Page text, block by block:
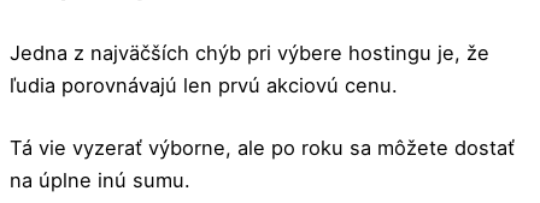
Jedna z najväčších chýb pri výbere hostingu je, že
ľudia porovnávajú len prvú akciovú cenu.
Tá vie vyzerať výborne, ale po roku sa môžete dostať
na úplne inú sumu.